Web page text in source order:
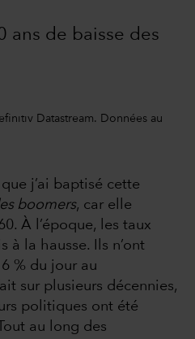
ans de baisse des
Datastream. Données au
j’ai baptisé cette
boomers, car elle
À l’époque, les taux
à la hausse. Ils n’ont
% du jour au
sur plusieurs décennies,
politiques ont été
au long des